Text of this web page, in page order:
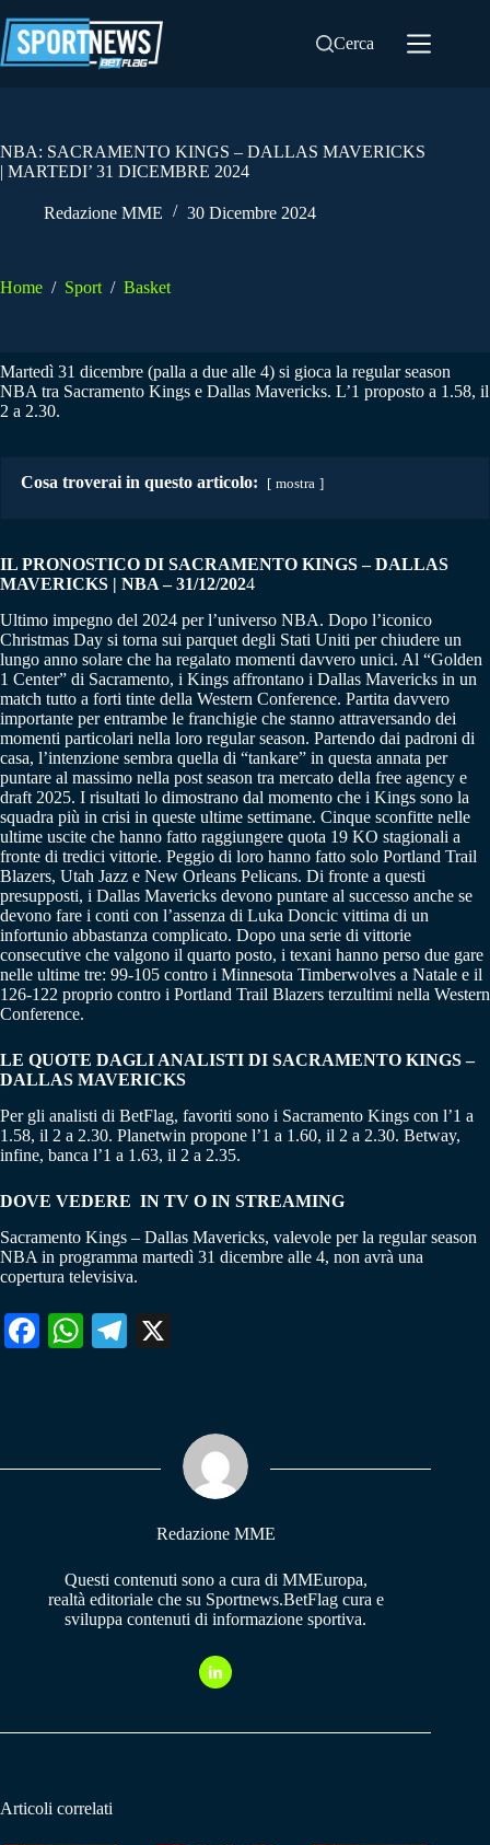
al
contenuto
Cerca
NBA: SACRAMENTO KINGS – DALLAS MAVERICKS
| MARTEDI’ 31 DICEMBRE 2024
Redazione MME 30 Dicembre 2024
Home / Sport / Basket
Martedì 31 dicembre (palla a due alle 4) si gioca la regular season
NBA tra Sacramento Kings e Dallas Mavericks. L’1 proposto a 1.58, il
2 a 2.30.
Cosa troverai in questo articolo: mostra
IL PRONOSTICO DI SACRAMENTO KINGS – DALLAS
MAVERICKS | NBA – 31/12/2024
Ultimo impegno del 2024 per l’universo NBA. Dopo l’iconico
Christmas Day si torna sui parquet degli Stati Uniti per chiudere un
lungo anno solare che ha regalato momenti davvero unici. Al “Golden
1 Center” di Sacramento, i Kings affrontano i Dallas Mavericks in un
match tutto a forti tinte della Western Conference. Partita davvero
importante per entrambe le franchigie che stanno attraversando dei
momenti particolari nella loro regular season. Partendo dai padroni di
casa, l’intenzione sembra quella di “tankare” in questa annata per
puntare al massimo nella post season tra mercato della free agency e
draft 2025. I risultati lo dimostrano dal momento che i Kings sono la
squadra più in crisi in queste ultime settimane. Cinque sconfitte nelle
ultime uscite che hanno fatto raggiungere quota 19 KO stagionali a
fronte di tredici vittorie. Peggio di loro hanno fatto solo Portland Trail
Blazers, Utah Jazz e New Orleans Pelicans. Di fronte a questi
presupposti, i Dallas Mavericks devono puntare al successo anche se
devono fare i conti con l’assenza di Luka Doncic vittima di un
infortunio abbastanza complicato. Dopo una serie di vittorie
consecutive che valgono il quarto posto, i texani hanno perso due gare
nelle ultime tre: 99-105 contro i Minnesota Timberwolves a Natale e il
126-122 proprio contro i Portland Trail Blazers terzultimi nella Western
Conference.
LE QUOTE DAGLI ANALISTI DI SACRAMENTO KINGS –
DALLAS MAVERICKS
Per gli analisti di BetFlag, favoriti sono i Sacramento Kings con l’1 a
1.58, il 2 a 2.30. Planetwin propone l’1 a 1.60, il 2 a 2.30. Betway,
infine, banca l’1 a 1.63, il 2 a 2.35.
DOVE VEDERE IN TV O IN STREAMING
Sacramento Kings – Dallas Mavericks, valevole per la regular season
NBA in programma martedì 31 dicembre alle 4, non avrà una
copertura televisiva.
Fa W
pp
Te
m
Redazione MME
Questi contenuti sono a cura di MMEuropa,
realtà editoriale che su Sportnews.BetFlag cura e
sviluppa contenuti di informazione sportiva.
Articoli correlati